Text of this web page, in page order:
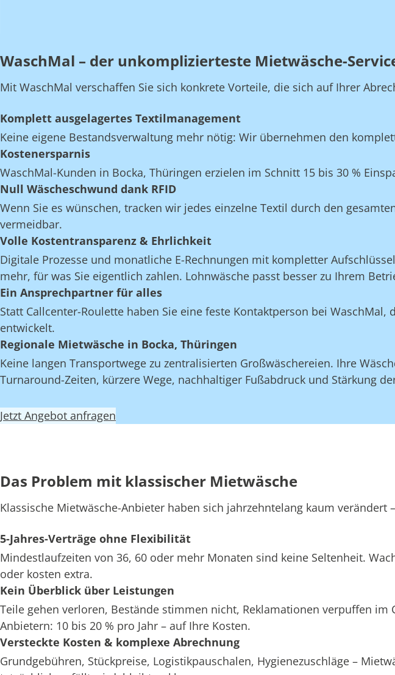
WaschMal – der unkomplizierteste Mietwäsche-
Mit WaschMal verschaffen Sie sich konkrete Vorteile, die sich auf Ihrer
Komplett ausgelagertes Textilmanagement
Keine eigene Bestandsverwaltung mehr nötig: Wir übernehmen den
Kostenersparnis
WaschMal-Kunden in Bocka, Thüringen erzielen im Schnitt 15 bis 30 %
Null Wäscheschwund dank RFID
Wenn Sie es wünschen, tracken wir jedes einzelne Textil durch den
vermeidbar.
Volle Kostentransparenz & Ehrlichkeit
Digitale Prozesse und monatliche E-Rechnungen mit kompletter
mehr, für was Sie eigentlich zahlen. Lohnwäsche passt besser zu Ihrem
Ein Ansprechpartner für alles
Statt Callcenter-Roulette haben Sie eine feste Kontaktperson bei
entwickelt.
Regionale Mietwäsche in Bocka, Thüringen
Keine langen Transportwege zu zentralisierten Großwäschereien. Ihre
Turnaround-Zeiten, kürzere Wege, nachhaltiger Fußabdruck und Stärkung
Jetzt Angebot anfragen
Das Problem mit klassischer Mietwäsche
Klassische Mietwäsche-Anbieter haben sich jahrzehntelang kaum verändert
5-Jahres-Verträge ohne Flexibilität
Mindestlaufzeiten von 36, 60 oder mehr Monaten sind keine Seltenheit.
oder kosten extra.
Kein Überblick über Leistungen
Teile gehen verloren, Bestände stimmen nicht, Reklamationen verpuffen im
Anbietern: 10 bis 20 % pro Jahr – auf Ihre Kosten.
Versteckte Kosten & komplexe Abrechnung
Grundgebühren, Stückpreise, Logistikpauschalen, Hygienezuschläge –